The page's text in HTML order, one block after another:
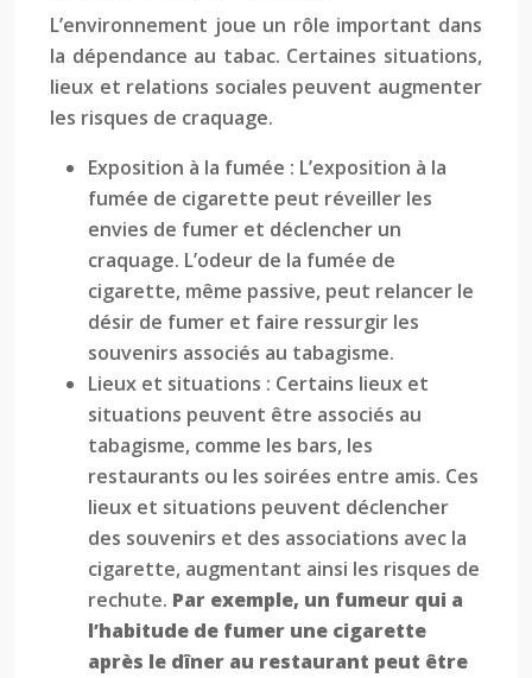
L’environnement joue un rôle important dans
la dépendance au tabac. Certaines situations,
lieux et relations sociales peuvent augmenter
les risques de craquage.
Exposition à la fumée : L’exposition à la
fumée de cigarette peut réveiller les
envies de fumer et déclencher un
craquage. L’odeur de la fumée de
cigarette, même passive, peut relancer le
désir de fumer et faire ressurgir les
souvenirs associés au tabagisme.
Lieux et situations : Certains lieux et
situations peuvent être associés au
tabagisme, comme les bars, les
restaurants ou les soirées entre amis. Ces
lieux et situations peuvent déclencher
des souvenirs et des associations avec la
cigarette, augmentant ainsi les risques de
rechute. Par exemple, un fumeur qui a
l’habitude de fumer une cigarette
après le dîner au restaurant peut être